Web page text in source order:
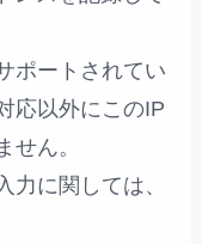
ポートされてい
応以外にこのIP
せん。
力に関しては、